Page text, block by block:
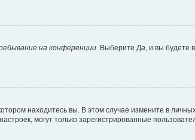
на конференции . Выберите Да , и вы
находитесь вы. В этом случае измените в
могут только зарегистрированные